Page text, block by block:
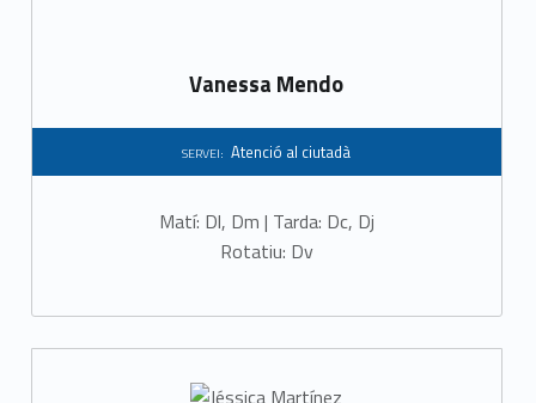
Vanessa Mendo
SERVEI: Atenció al ciutadà
Matí: Dl, Dm | Tarda: Dc, Dj
Rotatiu: Dv